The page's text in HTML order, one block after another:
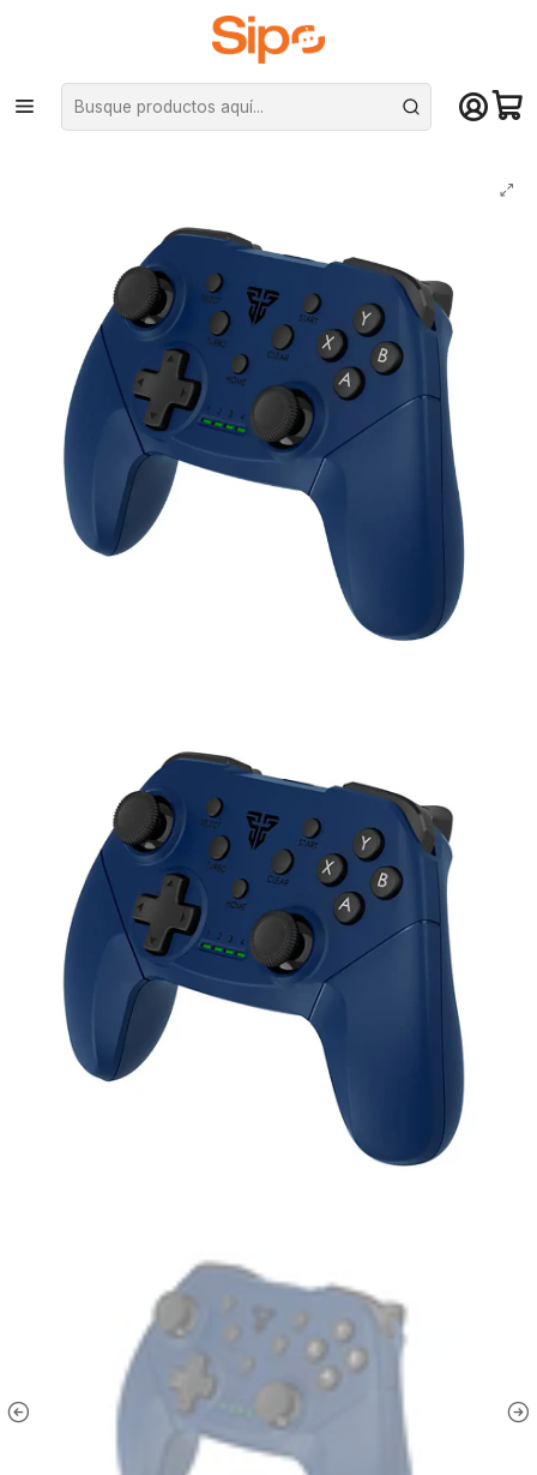
¡Compra hasta mediodía y recibe hoy! De lunes a sábado en el gran
Santiago. Envío gratis desde $29.990
Computación y Gamers Joystick y simuladores
Control Joystick Inalambrico Fantech Wgp13 Shooter Ii Blue